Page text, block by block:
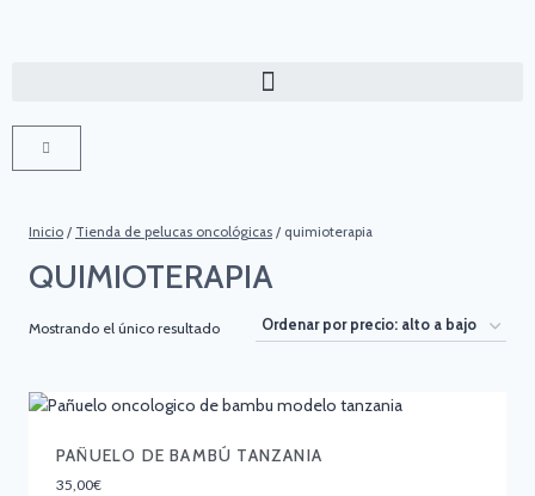
Inicio / Tienda de pelucas oncológicas / quimioterapia
QUIMIOTERAPIA
Mostrando el único resultado
PAÑUELO DE BAMBÚ TANZANIA
35,00€